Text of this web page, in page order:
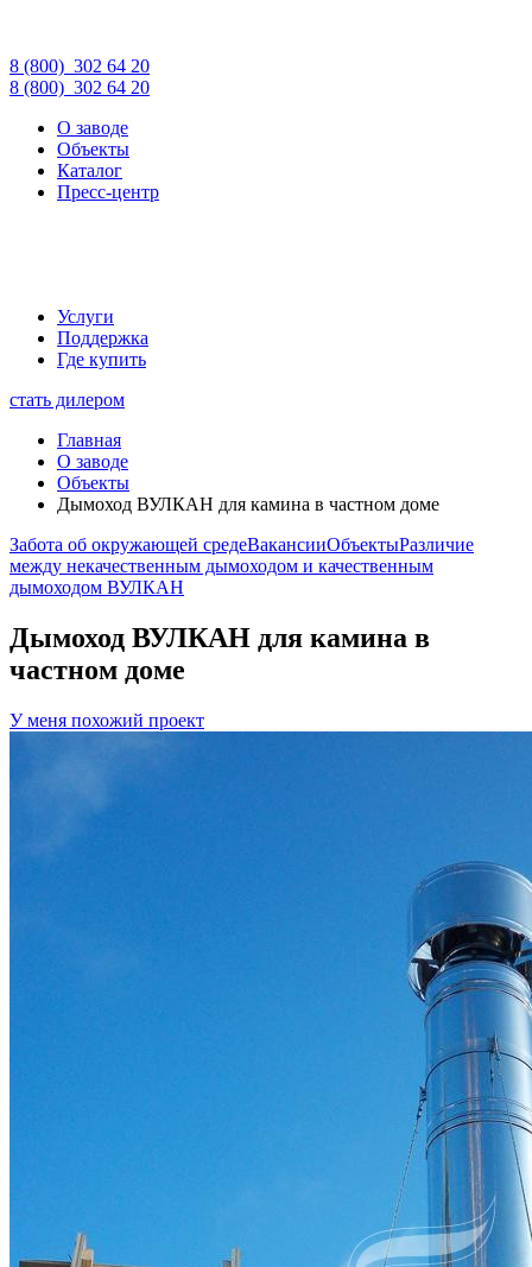
8 (800) 302 64 20
8 (800) 302 64 20
О заводе
Объекты
Каталог
Пресс-центр
Услуги
Поддержка
Где купить
стать дилером
Главная
О заводе
Объекты
Дымоход ВУЛКАН для камина в частном доме
Забота об окружающей средеВакансииОбъектыРазличие
между некачественным дымоходом и качественным
дымоходом ВУЛКАН
Дымоход ВУЛКАН для камина в
частном доме
У меня похожий проект